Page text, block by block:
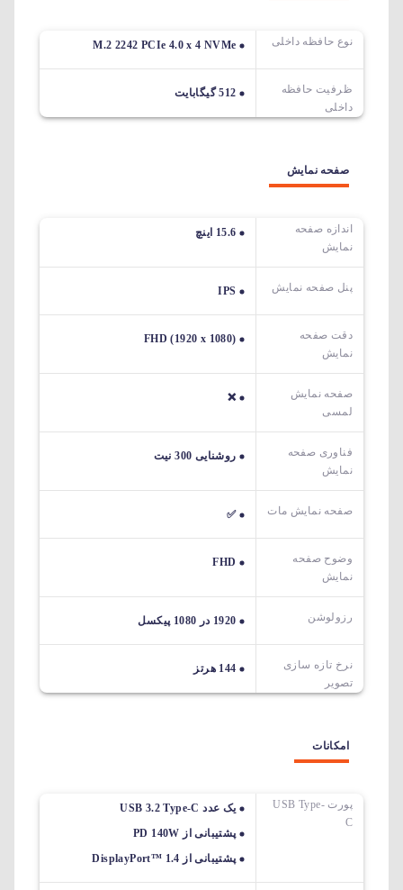
نوع حافظه داخلی M.2 2242 PCIe 4.0 x 4 NVMe
ظرفیت حافظه
داخلی
512 گیگابایت
صفحه نمایش
اندازه صفحه
نمایش
15.6 اینچ
پنل صفحه نمایش IPS
دقت صفحه
نمایش
FHD (1920 x 1080)
صفحه نمایش
لمسی
❌
فناوری صفحه
نمایش
روشنایی 300 نیت
صفحه نمایش مات ✅
وضوح صفحه
نمایش
FHD
رزولوشن 1920 در 1080 پیکسل
نرخ تازه سازی
تصویر
144 هرتز
امکانات
پورت USB Type-
C
یک عدد USB 3.2 Type-C
پشتیبانی از PD 140W
پشتیبانی از DisplayPort™ 1.4